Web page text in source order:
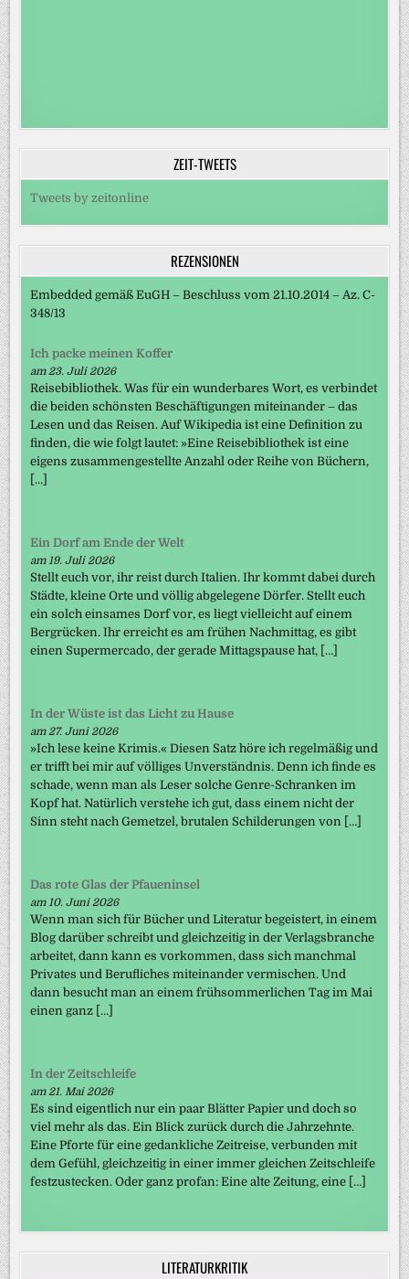
ZEIT-TWEETS
Tweets by zeitonline
REZENSIONEN
Embedded gemäß EuGH – Beschluss vom 21.10.2014 – Az. C-
348/13
Ich packe meinen Koffer
am 23. Juli 2026
Reisebibliothek. Was für ein wunderbares Wort, es verbindet
die beiden schönsten Beschäftigungen miteinander – das
Lesen und das Reisen. Auf Wikipedia ist eine Definition zu
finden, die wie folgt lautet: »Eine Reisebibliothek ist eine
eigens zusammengestellte Anzahl oder Reihe von Büchern,
[…]
Ein Dorf am Ende der Welt
am 19. Juli 2026
Stellt euch vor, ihr reist durch Italien. Ihr kommt dabei durch
Städte, kleine Orte und völlig abgelegene Dörfer. Stellt euch
ein solch einsames Dorf vor, es liegt vielleicht auf einem
Bergrücken. Ihr erreicht es am frühen Nachmittag, es gibt
einen Supermercado, der gerade Mittagspause hat, […]
In der Wüste ist das Licht zu Hause
am 27. Juni 2026
»Ich lese keine Krimis.« Diesen Satz höre ich regelmäßig und
er trifft bei mir auf völliges Unverständnis. Denn ich finde es
schade, wenn man als Leser solche Genre-Schranken im
Kopf hat. Natürlich verstehe ich gut, dass einem nicht der
Sinn steht nach Gemetzel, brutalen Schilderungen von […]
Das rote Glas der Pfaueninsel
am 10. Juni 2026
Wenn man sich für Bücher und Literatur begeistert, in einem
Blog darüber schreibt und gleichzeitig in der Verlagsbranche
arbeitet, dann kann es vorkommen, dass sich manchmal
Privates und Berufliches miteinander vermischen. Und
dann besucht man an einem frühsommerlichen Tag im Mai
einen ganz […]
In der Zeitschleife
am 21. Mai 2026
Es sind eigentlich nur ein paar Blätter Papier und doch so
viel mehr als das. Ein Blick zurück durch die Jahrzehnte.
Eine Pforte für eine gedankliche Zeitreise, verbunden mit
dem Gefühl, gleichzeitig in einer immer gleichen Zeitschleife
festzustecken. Oder ganz profan: Eine alte Zeitung, eine […]
LITERATURKRITIK